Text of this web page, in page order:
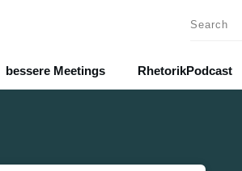
bessere Meetings RhetorikPodcast